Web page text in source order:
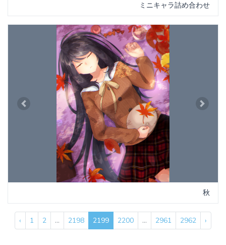
ミニキャラ詰め合わせ
Previous Next
秋
‹ 1 2 ... 2198 2199 2200 ... 2961 2962 ›